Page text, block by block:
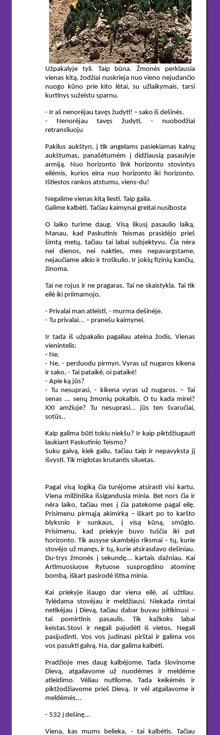
Užpakalyje tyli. Taip būna. Žmonės perklausia
vienas kitą, žodžiai nuskrieja nuo vieno nejudančio
nuogo kūno prie kito lėtai, su užlaikymais, tarsi
kurtinys sužeistu sparnu.
- Ir aš nenorėjau tavęs žudyti! – sako iš dešinės.
- Nenorėjau tavęs žudyti, - nuobodžiai
retransliuoju
Pakilus aukštyn, į tik angelams pasiekiamas kalnų
aukštumas, panašėtumėm į didžiausią pasaulyje
armiją. Nuo horizonto link horizonto stovintys
eilėmis, kurios eina nuo horizonto iki horizonto.
Ištiestos rankos atstumu, viens-du!
Negalime vienas kitą liesti. Taip gaila.
Galime kalbėti. Tačiau kaimynai greitai nusibosta
O laiko turime daug. Visą likusį pasaulio laiką.
Manau, kad Paskutinis Teismas prasidėjo prieš
šimtą metų, tačiau tai labai subjektyvu. Čia nėra
nei dienos, nei nakties, mes nepavargstame,
nejaučiame alkio ir troškulio. Ir jokių fizinių kančių,
žinoma.
Tai ne rojus ir ne pragaras. Tai ne skaistykla. Tai tik
eilė iki priimamojo.
- Privalai man atleisti, - murma dešinėje.
- Tu privalai... – pranešu kaimynei.
Ir tada iš užpakalio pagaliau ateina žodis. Vienas
vienintelis:
- Ne.
- Ne, - perduodu pirmyn. Vyras už nugaros kikena
ir sako, - Tai pataikė, oi pataikė!
- Apie ką jūs?
- Tu nesuprasi, - kikena vyras už nugaros. – Tai
senas ... senų žmonių pokalbis. O tu kada mirei?
XXI amžiuje? Tu nesuprasi... jūs ten švaručiai,
sotūs..
Kaip galima būti tokiu niekšu? Ir kaip piktdžiugauti
laukiant Paskutinio Teismo?
Suku galvą, kiek galiu, tačiau taip ir nepavyksta jį
išvysti. Tik miglotas krutantis siluetas.
Pagal visą logiką čia turėjome atsirasti visi kartu.
Viena milžiniška išsigandusia minia. Bet nors čia ir
nėra laiko, tačiau mes į čia patekome pagal eilę.
Prisimenu pirmąją akimirką – iškart po to karšto
blyksnio ir sunkaus, į visą kūną, smūgio.
Prisimenu, kad priekyje buvo tuščia iki pat
horizonto. Tik ausyse skambėjo riksmai – tų, kurie
stovėjo už manęs, ir tų, kurie atsirasdavo dešiniau.
Du-trys žmonės į sekundę... kartais dažniau. Kai
Artimuosiuose Rytuose susprogdino atominę
bombą, iškart pasirodė ištisa minia.
Kai priekyje išaugo dar viena eilė, aš užtilau.
Tylėdama stovėjau ir meldžiausi. Niekada rimtai
netikėjau į Dievą, tačiau dabar buvau įsitikinusi –
tai pomirtinis pasaulis. Tik kažkoks labai
keistas.Stovi ir negali pajudėti iš vietos. Negali
pasijudinti. Vos vos judinasi pirštai ir galima vos
vos pasukti galvą. Na, dar galima kalbėti.
Pradžioje mes daug kalbėjome. Tada šlovinome
Dievą, atgailavome už nuodėmes ir meldėme
atleidimo. Vėliau nutilome. Tada keikėmės ir
piktžodžiavome prieš Dievą. Ir vėl atgailavome ir
meldėmės...
- 532 į dešinę...
Viena, kas mums belieka, - tai kalbėtis. Tačiau